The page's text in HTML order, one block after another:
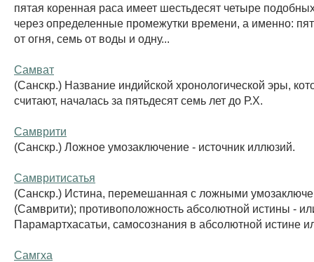
пятая коренная раса имеет шестьдесят четыре
через определенные промежутки времени, а именно:
от огня, семь от воды и одну...
Самват
(Санскр.) Название индийской хронологической эры,
считают, началась за пятьдесят семь лет до Р.Х.
Самврити
(Санскр.) Ложное умозаключение - источник иллюзий.
Самвритисатья
(Санскр.) Истина, перемешанная с ложными
(Самврити); противоположность абсолютной истины -
Парамартхасатьи, самосознания в абсолютной истине
Самгха